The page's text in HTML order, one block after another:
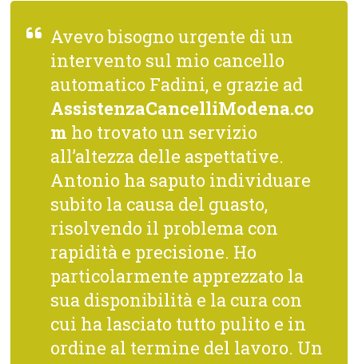
Avevo bisogno urgente di un
intervento sul mio cancello
automatico Fadini, e grazie ad
AssistenzaCancelliModena.co
m ho trovato un servizio
all’altezza delle aspettative.
Antonio ha saputo individuare
subito la causa del guasto,
risolvendo il problema con
rapidità e precisione. Ho
particolarmente apprezzato la
sua disponibilità e la cura con
cui ha lasciato tutto pulito e in
ordine al termine del lavoro. Un